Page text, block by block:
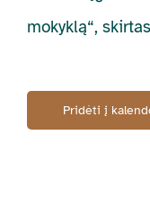
mokyklą“,
Pridėti į